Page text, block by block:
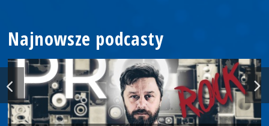
Najnowsze podcasty